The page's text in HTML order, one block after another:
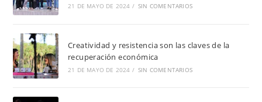
21 DE MAYO DE 2024 / SIN COMENTARIOS
Creatividad y resistencia son las claves de la
recuperación económica
21 DE MAYO DE 2024 / SIN COMENTARIOS